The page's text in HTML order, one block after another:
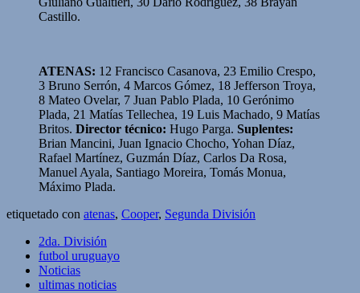
Castillo.
ATENAS: 12 Francisco Casanova, 23 Emilio Crespo,
3 Bruno Serrón, 4 Marcos Gómez, 18 Jefferson Troya,
8 Mateo Ovelar, 7 Juan Pablo Plada, 10 Gerónimo
Plada, 21 Matías Tellechea, 19 Luis Machado, 9 Matías
Britos. Director técnico: Hugo Parga. Suplentes:
Brian Mancini, Juan Ignacio Chocho, Yohan Díaz,
Rafael Martínez, Guzmán Díaz, Carlos Da Rosa,
Manuel Ayala, Santiago Moreira, Tomás Monua,
Máximo Plada.
etiquetado con atenas, Cooper, Segunda División
2da. División
futbol uruguayo
Noticias
ultimas noticias